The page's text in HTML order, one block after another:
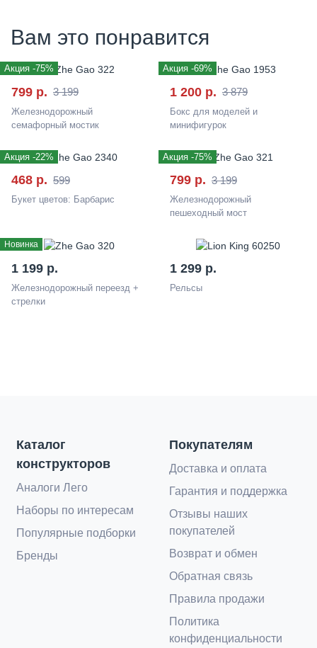
Вам это понравится
Новинка
Акция -75%
799 р. 3 199
Железнодорожный
семафорный мостик
Акция -69%
1 200 р. 3 879
Бокс для моделей и
минифигурок
Акция -22%
468 р. 599
Букет цветов: Барбарис
Новинка
Акция -75%
799 р. 3 199
Железнодорожный
пешеходный мост
Новинка
1 199 р.
Железнодорожный переезд +
стрелки
1 299 р.
Рельсы
Каталог
конструкторов
Аналоги Лего
Наборы по интересам
Популярные подборки
Бренды
Покупателям
Доставка и оплата
Гарантия и поддержка
Отзывы наших
покупателей
Возврат и обмен
Обратная связь
Правила продажи
Политика
конфиденциальности